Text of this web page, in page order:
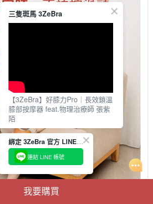
我要購買
三隻斑馬 3ZeBra
【3ZeBra】好膝力Pro｜長效鎖溫
膝部按摩器 feat.物理治療師 張紫
陌
綁定 3ZeBra 官方 LINE，首購折抵 $50
連結 LINE 帳號